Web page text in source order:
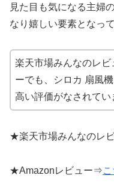
見た目も気になる主婦
なり嬉しい要素となって
楽天市場みんなのレビ
ーでも、シロカ 扇風
高い評価がなされてい
★楽天市場みんなのレ
★Amazonレビュー⇒